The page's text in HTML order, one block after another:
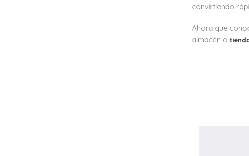
convirtiendo
Ahora que
almacén o